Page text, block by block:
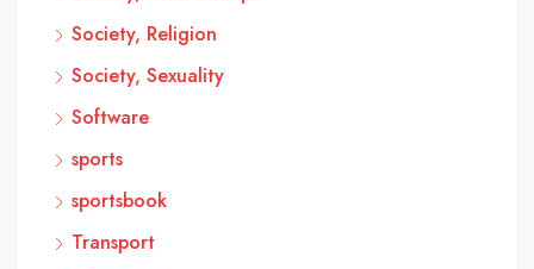
Society, Religion
Society, Sexuality
Software
sports
sportsbook
Transport